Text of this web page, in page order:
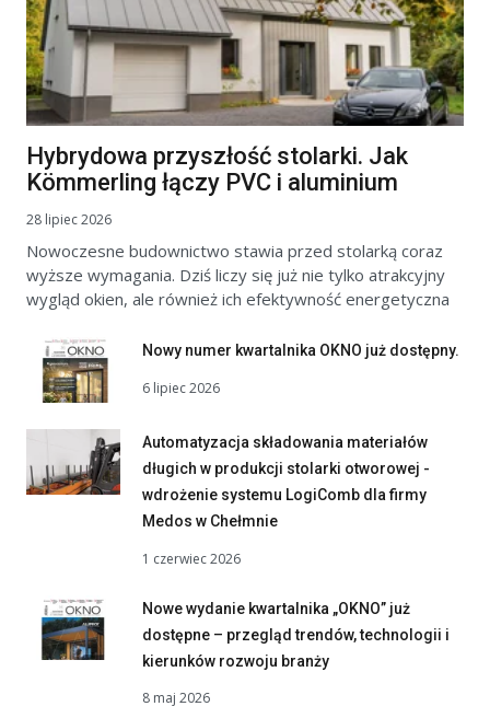
Hybrydowa przyszłość stolarki. Jak
Kömmerling łączy PVC i aluminium
28 lipiec 2026
Nowoczesne budownictwo stawia przed stolarką coraz
wyższe wymagania. Dziś liczy się już nie tylko atrakcyjny
wygląd okien, ale również ich efektywność energetyczna
Nowy numer kwartalnika OKNO już dostępny.
6 lipiec 2026
Automatyzacja składowania materiałów
długich w produkcji stolarki otworowej -
wdrożenie systemu LogiComb dla firmy
Medos w Chełmnie
1 czerwiec 2026
Nowe wydanie kwartalnika „OKNO” już
dostępne – przegląd trendów, technologii i
kierunków rozwoju branży
8 maj 2026